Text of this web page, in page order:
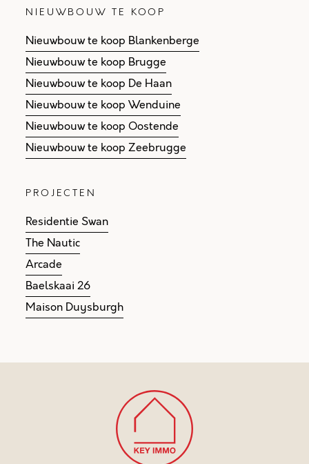
NIEUWBOUW TE KOOP
Nieuwbouw te koop Blankenberge
Nieuwbouw te koop Brugge
Nieuwbouw te koop De Haan
Nieuwbouw te koop Wenduine
Nieuwbouw te koop Oostende
Nieuwbouw te koop Zeebrugge
PROJECTEN
Residentie Swan
The Nautic
Arcade
Baelskaai 26
Maison Duysburgh